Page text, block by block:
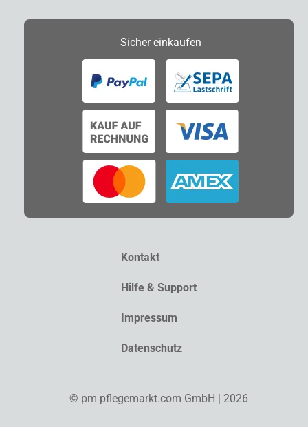
Sichereinkaufen
Kontakt
Hilfe & Support
Impressum
Datenschutz
© pm pflegemarkt.com GmbH | 2026